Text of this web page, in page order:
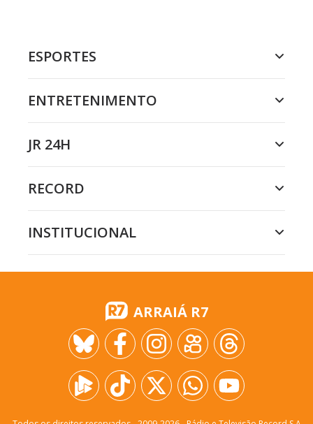
ESPORTES
ENTRETENIMENTO
JR 24H
RECORD
INSTITUCIONAL
ARRAIÁ R7